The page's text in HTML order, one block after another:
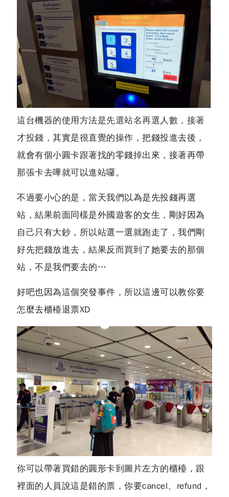
這台機器的使用方法是先選站名再選人數，接著
才投錢 ，其實是很直覺的操作，把錢投進去後，
就會有個小圓卡跟著找的零錢掉出來，接著再帶
那張卡去嗶就可以進站囉。
不過要小心的是，當天我們以為是先投錢再選
站，結果前面同樣是外國遊客的女生，剛好因為
自己只有大鈔，所以站選一選就跑走了，我們剛
好先把錢放進去，結果反而買到了她要去的那個
站，不是我們要去的…
好吧也因為這個突發事件，所以這邊可以教你要
怎麼去櫃檯退票XD
你可以帶著買錯的圓形卡到圖片左方的櫃檯，跟
裡面的人員說這是錯的票，你要cancel、refund，